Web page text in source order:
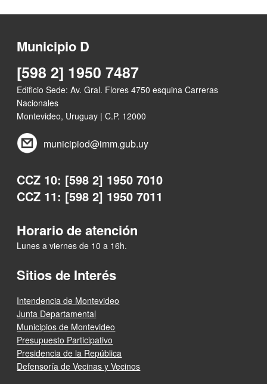
Municipio D
[598 2] 1950 7487
Edificio Sede: Av. Gral. Flores 4750 esquina Carreras
Nacionales
Montevideo, Uruguay | C.P. 12000
municipiod@imm.gub.uy
CCZ 10: [598 2] 1950 7010
CCZ 11: [598 2] 1950 7011
Horario de atención
Lunes a viernes de 10 a 16h.
Sitios de Interés
Intendencia de Montevideo
Junta Departamental
Municipios de Montevideo
Presupuesto Participativo
Presidencia de la República
Defensoría de Vecinas y Vecinos